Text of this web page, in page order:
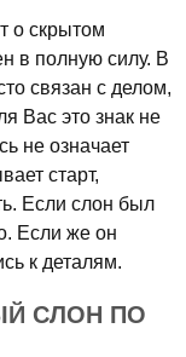
о скрытом
в полную силу. В
связан с делом,
Вас это знак не
не означает
старт,
Если слон был
Если же он
к деталям.
СЛОН ПО